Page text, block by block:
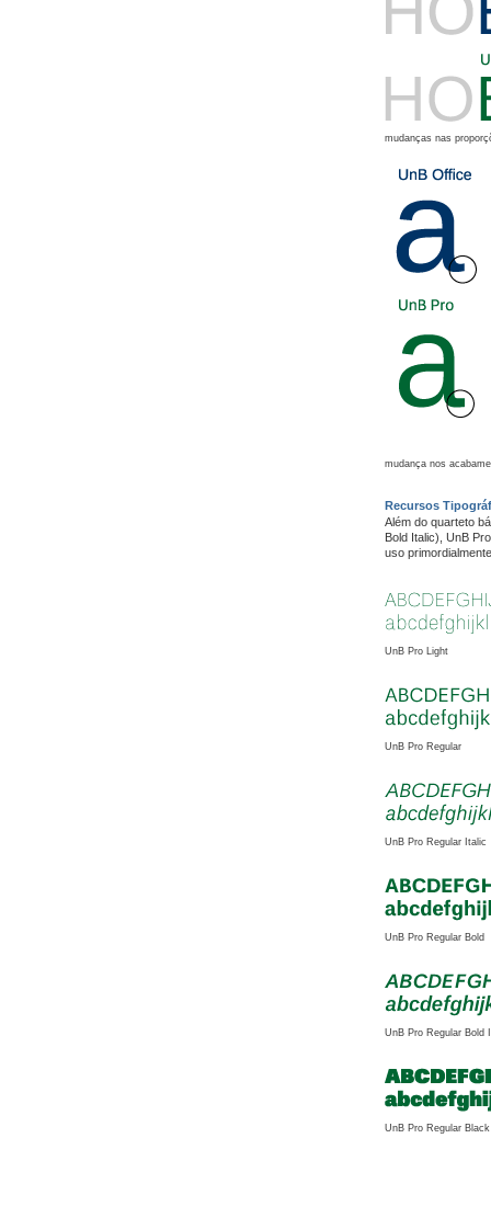
mudanças nas
mudança nos
Recursos
Além do quarteto
Bold Italic), UnB
uso
UnB Pro Light
UnB Pro Regular
UnB Pro Regular Italic
UnB Pro Regular Bold
UnB Pro Regular Bold
UnB Pro Regular Black